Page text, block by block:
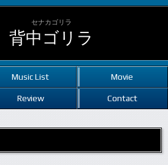
セナカゴリラ
背中ゴリラ
Music List Movie
Review Contact